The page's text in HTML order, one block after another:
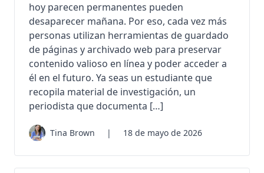
hoy parecen permanentes pueden
desaparecer mañana. Por eso, cada vez más
personas utilizan herramientas de guardado
de páginas y archivado web para preservar
contenido valioso en línea y poder acceder a
él en el futuro. Ya seas un estudiante que
recopila material de investigación, un
periodista que documenta […]
Tina Brown | 18 de mayo de 2026